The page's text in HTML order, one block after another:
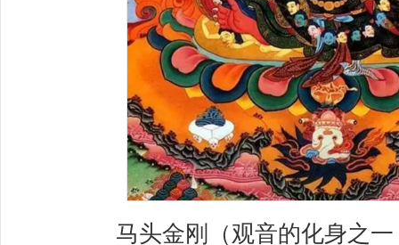
马头金刚（观音的化身之一